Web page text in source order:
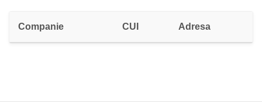
Companie CUI Adresa